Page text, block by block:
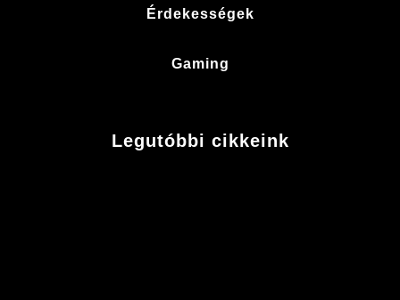
Érdekességek
Gaming
Legutóbbi cikkeink